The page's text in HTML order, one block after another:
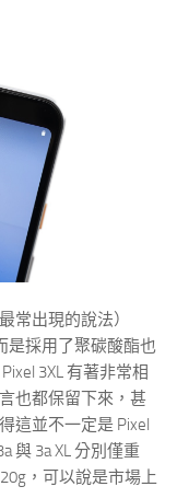
常出現的說法）
是採用了聚碳酸酯也
3XL 有著非常相
也都保留下來，甚
這並不一定是 Pixel
與 3a XL 分別僅重
，可以說是市場上